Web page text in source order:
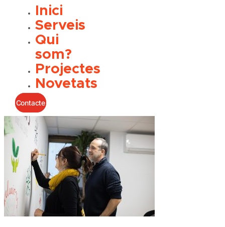
Inici
Serveis
Qui
som?
Projectes
Novetats
Contacte